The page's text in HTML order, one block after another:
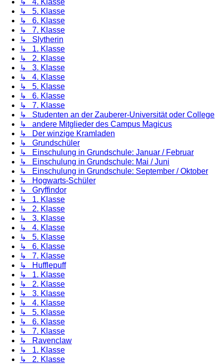
↳ 4. Klasse
↳ 5. Klasse
↳ 6. Klasse
↳ 7. Klasse
↳ Slytherin
↳ 1. Klasse
↳ 2. Klasse
↳ 3. Klasse
↳ 4. Klasse
↳ 5. Klasse
↳ 6. Klasse
↳ 7. Klasse
↳ Studenten an der Zauberer-Universität oder College
↳ andere Mitglieder des Campus Magicus
↳ Der winzige Kramladen
↳ Grundschüler
↳ Einschulung in Grundschule: Januar / Februar
↳ Einschulung in Grundschule: Mai / Juni
↳ Einschulung in Grundschule: September / Oktober
↳ Hogwarts-Schüler
↳ Gryffindor
↳ 1. Klasse
↳ 2. Klasse
↳ 3. Klasse
↳ 4. Klasse
↳ 5. Klasse
↳ 6. Klasse
↳ 7. Klasse
↳ Hufflepuff
↳ 1. Klasse
↳ 2. Klasse
↳ 3. Klasse
↳ 4. Klasse
↳ 5. Klasse
↳ 6. Klasse
↳ 7. Klasse
↳ Ravenclaw
↳ 1. Klasse
↳ 2. Klasse